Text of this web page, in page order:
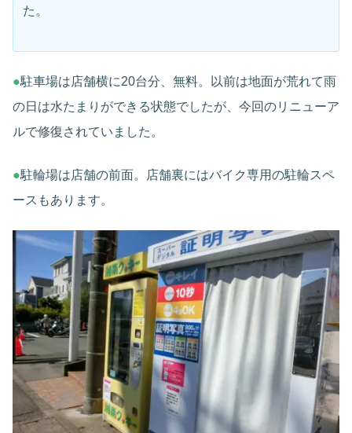
た。
●駐車場は店舗横に20台分、無料。以前は地面が荒れて雨
の日は水たまりができる状態でしたが、今回のリニューア
ルで修復されていました。
●駐輪場は店舗の前面。店舗裏にはバイク専用の駐輪スペ
ースもあります。